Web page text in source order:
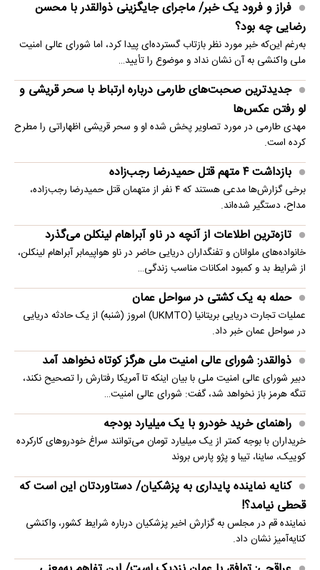
فراز و فرود یک خبر/ ماجرای جایگزینی ذوالقدر با محسن
رضایی چه بود؟
به‌رغم این‌که خبر مورد نظر بازتاب گسترده‌ای پیدا کرد، اما شورای عالی امنیت
ملی واکنشی به آن نشان نداد و موضوع را تأیید…
جدیدترین صحبت‌های طارمی درباره ارتباط با سحر قریشی و
لو رفتن عکس‌ها
مهدی طارمی در مورد تصاویر پخش شده او و سحر قریشی اظهاراتی را مطرح
کرده است.
بازداشت ۴ متهم قتل حمیدرضا رجب‌زاده
برخی گزارش‌ها مدعی هستند که ۴ نفر از متهمان قتل حمیدرضا رجب‌زاده،
مداح، دستگیر شده‌اند.
تازه‌ترین اطلاعات از آنچه در ناو آبراهام لینکلن می‌گذرد
خانواده‌های ملوانان و تفنگداران دریایی حاضر در ناو هواپیمابر آبراهام لینکلن،
از شرایط بد و کمبود امکانات مناسب زندگی…
حمله به یک کشتی در سواحل عمان
عملیات تجارت دریایی بریتانیا (UKMTO) امروز (شنبه) از یک حادثه دریایی
در سواحل عمان خبر داد.
ذوالقدر: شورای عالی امنیت ملی هرگز کوتاه نخواهد آمد
دبیر شورای عالی امنیت ملی با بیان اینکه تا آمریکا رفتارش را تصحیح نکند،
تنگه هرمز باز نخواهد شد، گفت: شورای عالی امنیت…
راهنمای خرید خودرو با یک میلیارد بودجه
خریداران با بوجه کمتر از یک میلیارد تومان می‌توانند سراغ خودروهای کارکرده
کوییک، ساینا، تیبا و پژو پارس بروند
کنایه نماینده پایداری به پزشکیان/ دستاوردتان این است که
قحطی نیامد؟!
نماینده قم در مجلس به گزارش اخیر پزشکیان درباره شرایط کشور، واکنشی
کنایه‌آمیز نشان داد.